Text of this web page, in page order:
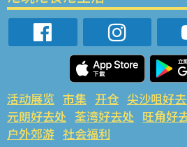
活动展览 市集 开仓 尖沙咀好
元朗好去处 荃湾好去处 旺角好
户外郊游 社会福利